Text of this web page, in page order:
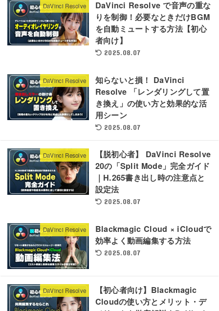
DaVinci Resolve
DaVinci Resolve で音声の重な
りを制御！必要なときだけBGM
を自動ミュートする方法【初心
者向け】
2025.08.07
DaVinci Resolve
知らないと損！ DaVinci
Resolve 「レンダリングして置
き換え」の使い方と効果的な活
用シーン
2025.08.07
DaVinci Resolve
【脱初心者】 DaVinci Resolve
20の「Split Mode」完全ガイド
｜H.265書き出し時の注意点と
設定法
2025.08.07
DaVinci Resolve
Blackmagic Cloud × iCloudで
効率よく動画編集する方法
2025.08.07
DaVinci Resolve
【初心者向け】Blackmagic
Cloudの使い方とメリット・デ